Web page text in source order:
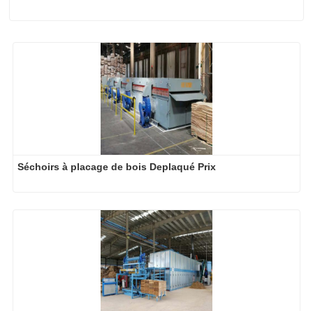
Séchoirs à placage de bois Deplaqué Prix